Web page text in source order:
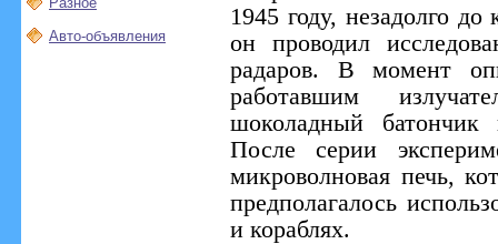
Авто-объявления
1945 году, незадолго
он проводил
радаров. В момент
работавшим
шоколадный батончик
После серии
микроволновая печь,
предполагалось
и кораблях.